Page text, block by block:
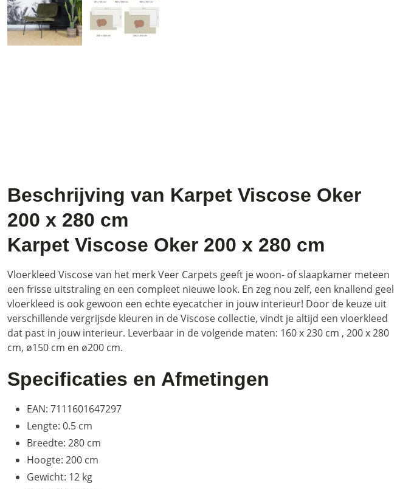
Beschrijving van Karpet Viscose Oker
200 x 280 cm
Karpet Viscose Oker 200 x 280 cm
Vloerkleed Viscose van het merk Veer Carpets geeft je woon- of slaapkamer meteen
een frisse uitstraling en een compleet nieuwe look. En zeg nou zelf, een knallend geel
vloerkleed is ook gewoon een echte eyecatcher in jouw interieur! Door de keuze uit
verschillende vergrijsde kleuren in de Viscose collectie, vindt je altijd een vloerkleed
dat past in jouw interieur. Leverbaar in de volgende maten: 160 x 230 cm , 200 x 280
cm, ø150 cm en ø200 cm.
Specificaties en Afmetingen
EAN: 7111601647297
Lengte: 0.5 cm
Breedte: 280 cm
Hoogte: 200 cm
Gewicht: 12 kg